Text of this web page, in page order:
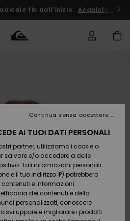
fin dall’inizio. Acquista Ora
/
/
regalo
AI TUOI DATI PERSONALI
partner, utilizziamo i cookie o
salvare e/o accedere a delle
Tali informazioni personali
e il tuo indirizzo IP) potrebbero
contenuti e informazioni
dei contenuti e della
personalizzati, conoscere
sviluppare e migliorare i prodotti
Continua senza accettare